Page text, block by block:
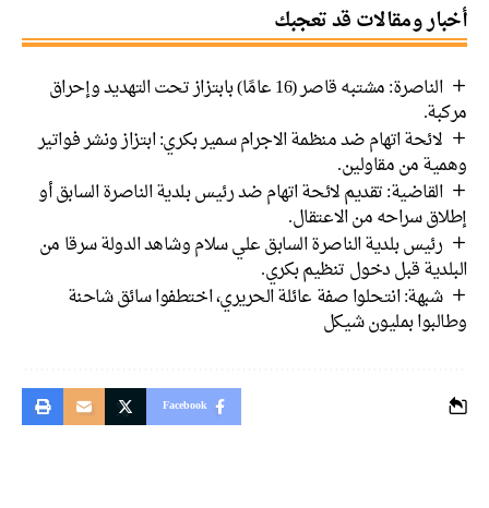
أخبار ومقالات قد تعجبك
الناصرة: مشتبه قاصر (16 عامًا) بابتزاز تحت التهديد وإحراق
مركبة.
لائحة اتهام ضد منظمة الاجرام سمير بكري: ابتزاز ونشر فواتير
وهمية من مقاولين.
القاضية: تقديم لائحة اتهام ضد رئيس بلدية الناصرة السابق أو
إطلاق سراحه من الاعتقال.
رئيس بلدية الناصرة السابق علي سلام وشاهد الدولة سرقا من
البلدية قبل دخول تنظيم بكري.
شبهة: انتحلوا صفة عائلة الحريري، اختطفوا سائق شاحنة
وطالبوا بمليون شيكل
Facebook